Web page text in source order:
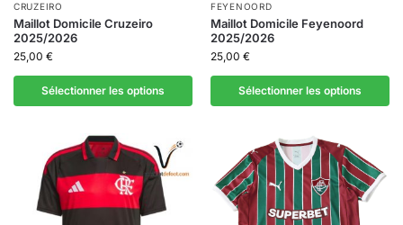
CRUZEIRO
Maillot Domicile Cruzeiro
2025/2026
25,00 €
Sélectionner les options
FEYENOORD
Maillot Domicile Feyenoord
2025/2026
25,00 €
Sélectionner les options